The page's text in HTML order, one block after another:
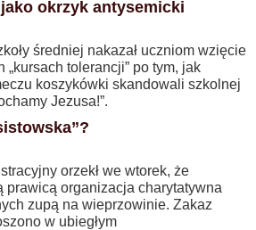
okrzyk antysemicki
średniej nakazał uczniom wzięcie
„kursach tolerancji” po tym, jak
koszykówki skandowali szkolnej
Jezusa!”.
orzekł we wtorek, że
prawicą organizacja charytatywna
zupą na wieprzowinie. Zakaz
w ubiegłym